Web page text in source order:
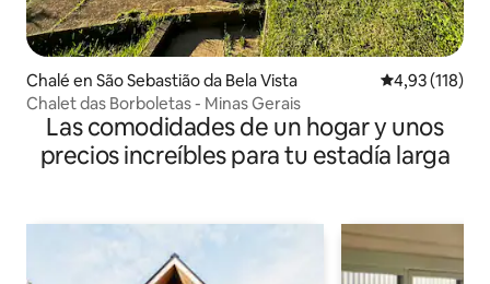
Chalé en São Sebastião da Bela Vista Calificación
4,93 (118)
Chalet das Borboletas - Minas Gerais
Las comodidades de un hogar y unos
precios increíbles para tu estadía larga